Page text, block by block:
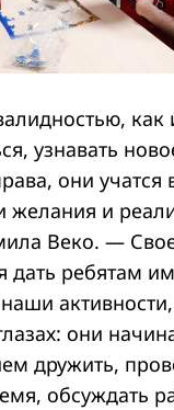
как
узнавать
они учатся
желания и
Веко. —
ребятам
наши
они
дружить,
обсуждать